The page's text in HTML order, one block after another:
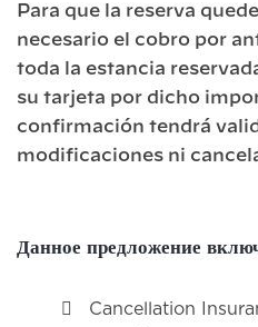
Para que la reserva
necesario el cobro por
toda la estancia
su tarjeta por dicho
confirmación tendrá
modificaciones ni
Данное предложение
Cancellation